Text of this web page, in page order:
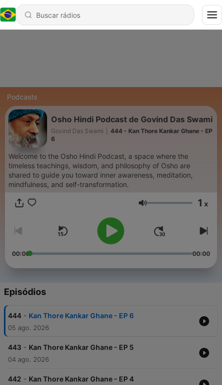
Podcasts
Osho Hindi Podcast de Govind Das Swami
Govind Das Swami
444 - Kan Thore Kankar Ghane - EP
6
Welcome to the Osho Hindi Podcast, a space where the
timeless teachings, wisdom, and philosophy of Osho are
shared to guide you toward inner awareness, meditation,
mindfulness, and self-transformation.
Volume 1 x
00:00 00:00
Episódios
444 - Kan Thore Kankar Ghane - EP 6
05 ago. 2026
443 - Kan Thore Kankar Ghane - EP 5
04 ago. 2026
442 - Kan Thore Kankar Ghane - EP 4